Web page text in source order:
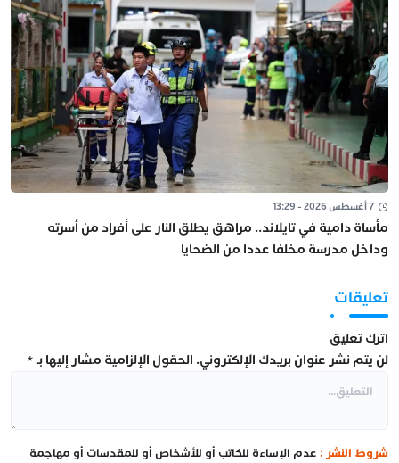
7 أغسطس 2026 - 13:29
مأساة دامية في تايلاند.. مراهق يطلق النار على أفراد من أسرته
وداخل مدرسة مخلفا عددا من الضحايا
تعليقات
اترك تعليق
لن يتم نشر عنوان بريدك الإلكتروني. الحقول الإلزامية مشار إليها بـ*
شروط النشر : عدم الإساءة للكاتب أو للأشخاص أو للمقدسات أو مهاجمة